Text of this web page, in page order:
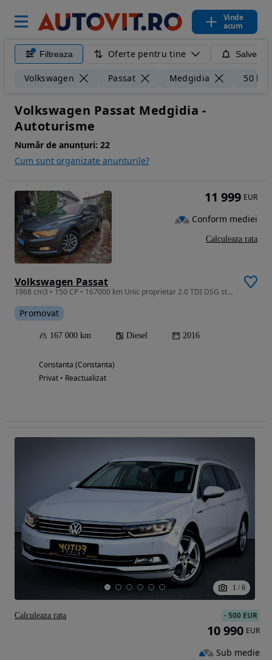
Vinde
acum
Filtreaza Oferte pentru tine
Volkswagen Passat Medgidia 50 km
Volkswagen Passat Medgidia -
Autoturisme
Număr de anunțuri: 22
Cum sunt organizate anunturile?
Volkswagen Passat
1968 cm3 • 150 CP • 167000 km Unic proprietar 2.0 TDI DSG stare perfecta de funcționare
Promovat
167 000 km Diesel 2016
Constanta (Constanta)
Privat • Reactualizat
11 999 EUR
Conform mediei
Calculeaza rata
1 / 6
-500 EUR
10 990 EUR
Sub medie
Calculeaza rata